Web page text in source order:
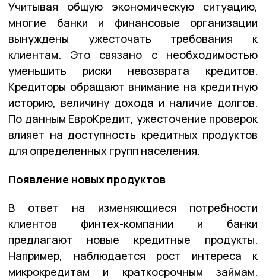
Учитывая общую экономическую ситуацию,
многие банки и финансовые организации
вынуждены ужесточать требования к
клиентам. Это связано с необходимостью
уменьшить риски невозврата кредитов.
Кредиторы обращают внимание на кредитную
историю, величину дохода и наличие долгов.
По данным ЕвроКредит, ужесточение проверок
влияет на доступность кредитных продуктов
для определенных групп населения.
Появление новых продуктов
В ответ на изменяющиеся потребности
клиентов финтех-компании и банки
предлагают новые кредитные продукты.
Например, наблюдается рост интереса к
микрокредитам и краткосрочным займам.